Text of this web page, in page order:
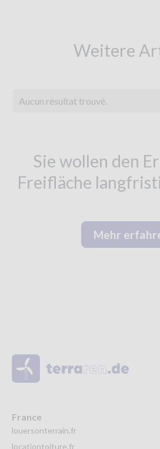
Weitere
Aucun résultat trouvé.
Sie wollen den
Freifläche
Mehr
France
louersonterrain.fr
locationtoiture.fr